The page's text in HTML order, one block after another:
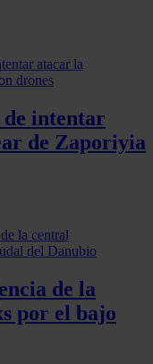
otra información
recopilado a
servicios.
de intentar
de Zaporiyia
de la
por el bajo